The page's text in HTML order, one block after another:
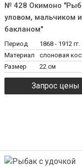
№ 428 Окимоно
уловом, мальчиком и
бакланом"
Период
1868 - 1912 гг.
Материал
слоновая
Размер
22 см